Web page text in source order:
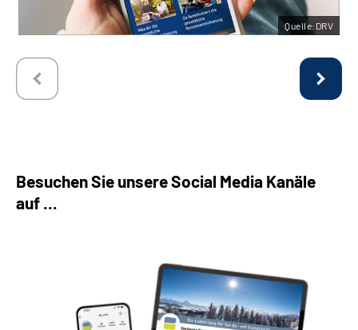
Quelle:DRV
Besuchen Sie unsere Social Media Kanäle
auf ...